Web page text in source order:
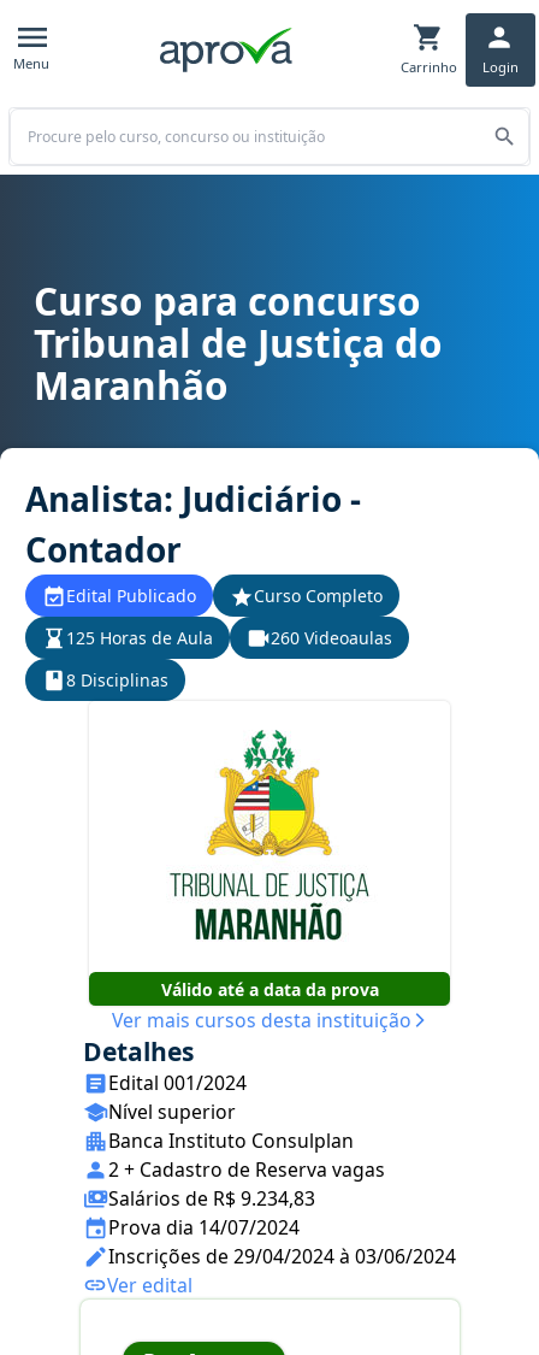
Menu Carrinho Login
Buscar
Curso para concurso TJ MA - Tribunal de Justiça do Maranhão
Curso para concurso
Tribunal de Justiça do
Maranhão
Analista: Judiciário -
Contador
Edital Publicado
Curso Completo
125 Horas de Aula
260 Videoaulas
8 Disciplinas
Válido até a data da prova
Ver mais cursos desta instituição
Detalhes
Edital 001/2024
Nível superior
Banca Instituto Consulplan
2 + Cadastro de Reserva vagas
Salários de R$ 9.234,83
Prova dia 14/07/2024
Inscrições de 29/04/2024 à 03/06/2024
Ver edital